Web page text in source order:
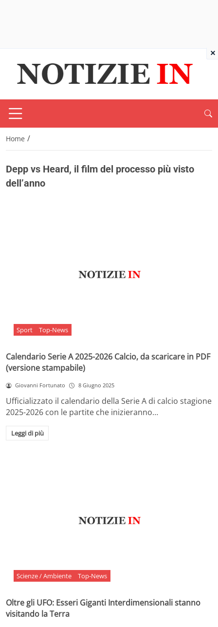
Home /
Depp vs Heard, il film del processo più visto
dell’anno
Sport Top-News
Calendario Serie A 2025-2026 Calcio, da scaricare in PDF
(versione stampabile)
Giovanni Fortunato 8 Giugno 2025
Ufficializzato il calendario della Serie A di calcio stagione
2025-2026 con le partite che inizieranno…
Leggi di più
Scienze / Ambiente Top-News
Oltre gli UFO: Esseri Giganti Interdimensionali stanno
visitando la Terra
×